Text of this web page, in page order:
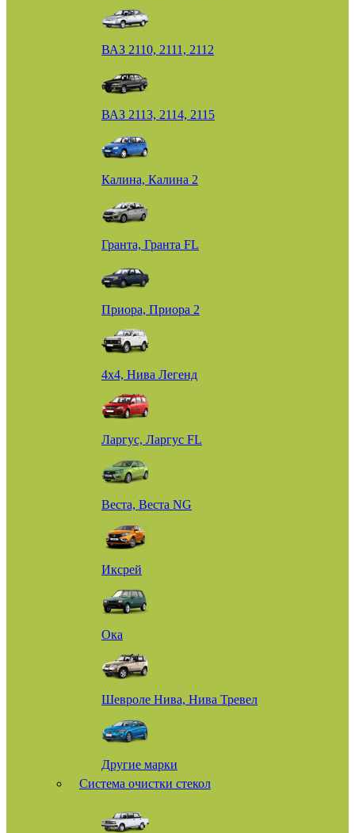
ВАЗ 2110, 2111, 2112
ВАЗ 2113, 2114, 2115
Калина, Калина 2
Гранта, Гранта FL
Приора, Приора 2
4х4, Нива Легенд
Ларгус, Ларгус FL
Веста, Веста NG
Иксрей
Ока
Шевроле Нива, Нива Тревел
Другие марки
Система очистки стекол